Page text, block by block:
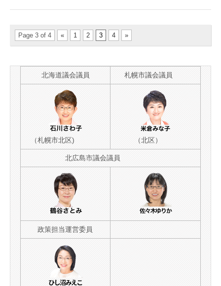
然
に
つ
知
ろ
う！
Page 3 of 4 « 1 2 3 4 »
北海道議会議員 札幌市議会議員
（札幌市北区) （北区）
北広島市議会議員
政策担当運営委員